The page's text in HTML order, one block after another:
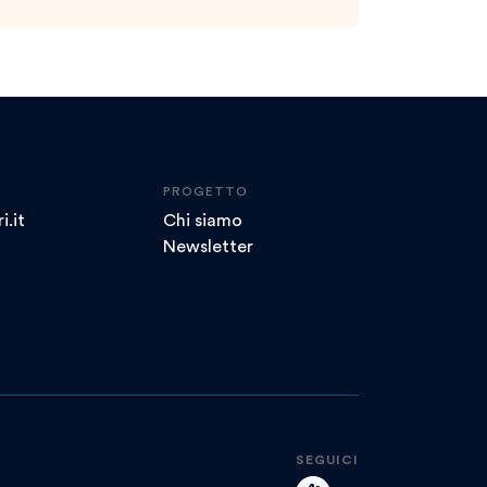
PROGETTO
Chi siamo
Newsletter
SEGUICI